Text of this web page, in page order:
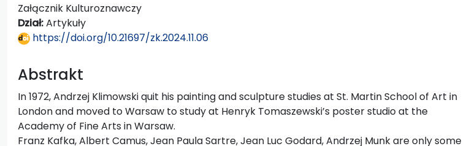
Załącznik Kulturoznawczy
Dział:Artykuły
https://doi.org/10.21697/zk.2024.11.06
Abstrakt
In 1972, Andrzej Klimowski quit his painting and sculpture studies at St. Martin School of Art in
London and moved to Warsaw to study at Henryk Tomaszewski’s poster studio at the
Academy of Fine Arts in Warsaw.
Franz Kafka, Albert Camus, Jean Paula Sartre, Jean Luc Godard, Andrzej Munk are only some